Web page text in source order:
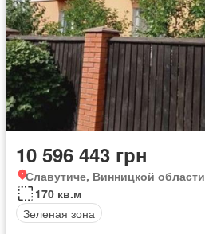
10 596 443 грн
Славутиче, Винницкой области
170 кв.м
Зеленая зона